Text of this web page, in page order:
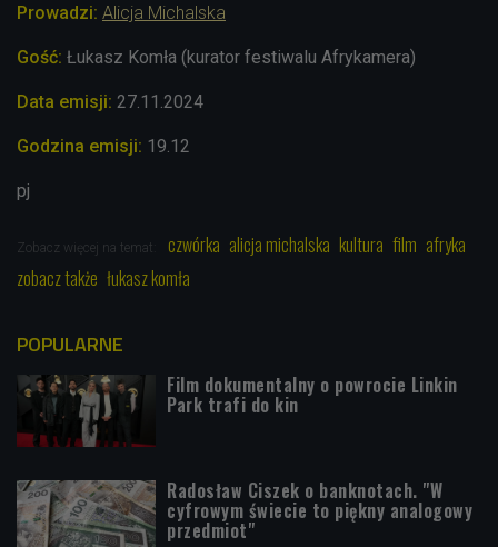
Prowadzi: Alicja Michalska
Gość: Łukasz Komła (kurator festiwalu Afrykamera)
Data emisji: 27.11.2024
Godzina emisji: 19.12
pj
Zobacz więcej na temat: czwórka alicja michalska kultura film afryka
zobacz także łukasz komła
POPULARNE
Film dokumentalny o powrocie Linkin
Park trafi do kin
Radosław Ciszek o banknotach. "W
cyfrowym świecie to piękny analogowy
przedmiot"